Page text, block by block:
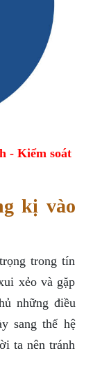
- Kiểm soát
kị vào
trong tín
xẻo và gặp
những điều
sang thế hệ
ta nên tránh